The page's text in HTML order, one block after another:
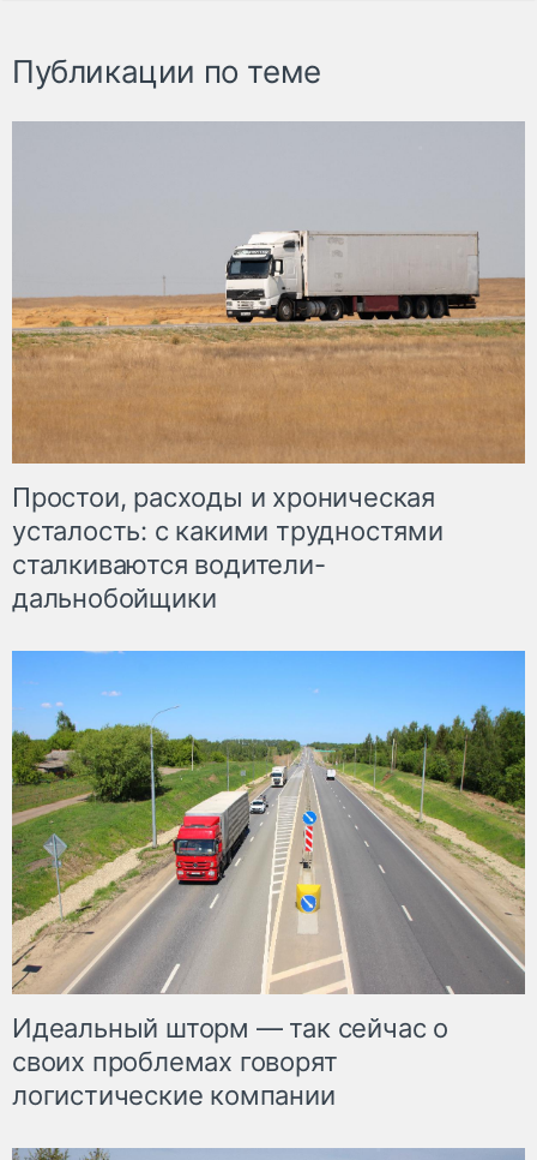
Публикации по теме
Простои, расходы и хроническая
усталость: с какими трудностями
сталкиваются водители-
дальнобойщики
Идеальный шторм — так сейчас о
своих проблемах говорят
логистические компании